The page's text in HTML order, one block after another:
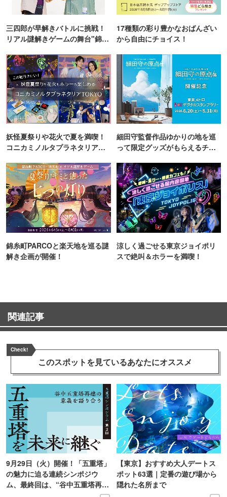
三四郎が早解きバトルに挑戦！
リアル謎解きゲームの舞台"錦糸
17種類の彩り豊かなおばんざい
から自由にチョイス！
妖怪夏祭りや花火で夏を満喫！
コニカミノルタプラネタリア
細田守監督作品ゆかりの地を巡
って限定グッズがもらえるチャ
錦糸町PARCOと楽天地を巡る謎
解き企画が開催！
涼しく過ごせる東京ジョイポリ
スで絶叫＆ホラーを満喫！
関連記事
Check!
このスポットを見ているあなたにオススメ
9月29日（火）開催！「五重塔」
の魅力に迫る連続シンポジウ
ム、最終回は、“谷中五重塔再建
【東京】おすすめ大人デートス
ポット63選｜定番の遊び場から
隠れた名所まで